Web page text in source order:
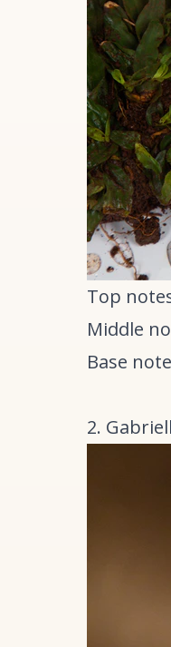
Top
Middle
Base
2.